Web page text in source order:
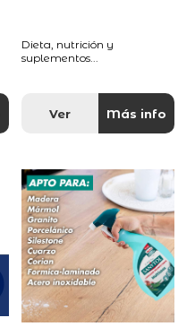
Dieta, nutrición y
suplementos...
Ver Más info